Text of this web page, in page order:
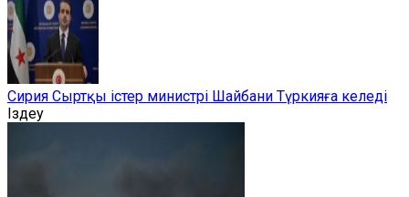
Сирия Сыртқы істер министрі Шайбани Түркияға келеді
Іздеу